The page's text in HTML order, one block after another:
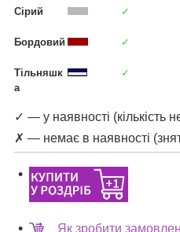
Сірий ✓
Бордовий ✓
Тільняшк
а
✓
✓ — у наявності (кількість
✗ — немає в наявності
Як зробити